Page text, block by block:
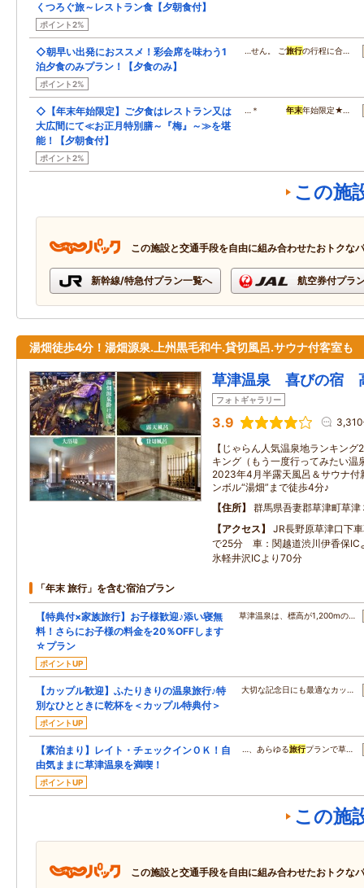
くつろぐ旅～レストラン食【夕朝食付】
ポイント2%
◇朝早い出発におススメ！彩会席を味わう1
泊夕食のみプラン！【夕食のみ】
ポイント2%
…せん。 ご旅行の行程に合…
◇【年末年始限定】ご夕食はレストラン又は
大広間にて≪お正月特別膳～『梅』～≫を堪
能！【夕朝食付】
ポイント2%
…＊年末年始限定★…
この施
この施設と交通手段を自由に組み合わせたおトクな
新幹線/特急付プラン一覧へ 航空券付プラ
湯畑徒歩4分！湯畑源泉.上州黒毛和牛.貸切風呂.サウナ付客室も
草津温泉 喜びの宿
フォトギャラリー
3.9
【じゃらん人気温泉地ランキン
キング（もう一度行ってみたい温
2023年4月半露天風呂＆サウナ付
ンボル“湯畑”まで徒歩4分♪
住所
群馬県吾妻郡草津町草津
アクセス
JR長野原草津口下
で25分 車：関越道渋川伊香保IC
氷軽井沢ICより70分
「年末 旅行」を含む宿泊プラン
【特典付×家族旅行】お子様歓迎♪添い寝無
料！さらにお子様の料金を20％OFFします
☆プラン
ポイントUP
草津温泉は、標高が1,200mの…
【カップル歓迎】ふたりきりの温泉旅行♪特
別なひとときに乾杯を＜カップル特典付＞
ポイントUP
大切な記念日にも最適なカッ…
【素泊まり】レイト・チェックインＯＫ！自
由気ままに草津温泉を満喫！
ポイントUP
…、あらゆる旅行プランで草…
この施
この施設と交通手段を自由に組み合わせたおトクな